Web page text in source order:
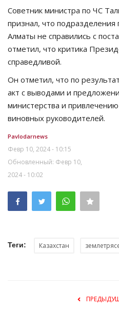
Советник министра по ЧС
признал, что
Алматы не справились с
отметил, что критика
справедливой.
Он отметил, что по
акт с выводами и
министерства и
виновных руководителей.
Pavlodarnews
Февр 10, 2024 - 10:15
Обновленный: Февр 10,
2024 - 10:02
Теги: Казахстан